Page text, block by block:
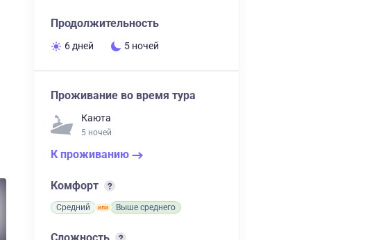
Продолжительность
6 дней 5 ночей
Проживание во время тура
Каюта
5 ночей
К проживанию
Комфорт
Средний Выше среднего